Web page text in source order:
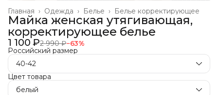
Белье корректирующее
Белье ›
Одежда ›
Главная ›
Майка женская утягивающая,
корректирующее белье
1 100 ₽2 990 ₽−63%
Российский размер
40-42
Цвет товара
белый